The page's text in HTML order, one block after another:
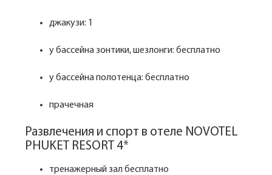
джакузи: 1
у бассейна зонтики, шезлонги: бесплатно
у бассейна полотенца: бесплатно
прачечная
Развлечения и спорт в отеле NOVOTEL
PHUKET RESORT 4*
тренажерный зал бесплатно